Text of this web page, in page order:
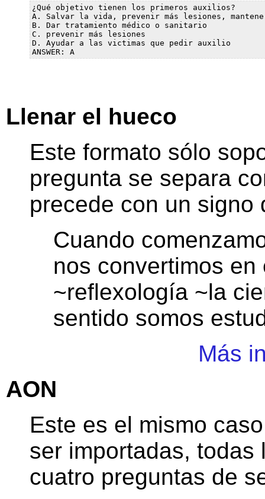
¿Qué objetivo tienen los primeros auxilios?
A. Salvar la vida, prevenir más lesiones,
B. Dar tratamiento médico o sanitario
C. prevenir más lesiones
D. Ayudar a las victimas que pedir auxilio
Llenar el hueco
Este formato sólo
pregunta se separa
precede con un signo
Cuando
nos convertimos
~reflexología ~la
sentido somos
Más
AON
Este es el mismo
ser importadas,
cuatro preguntas de